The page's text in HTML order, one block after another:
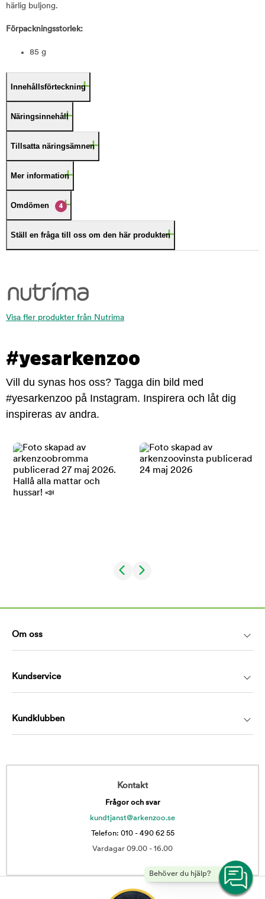
härlig buljong.
Förpackningsstorlek:
85 g
Innehållsförteckning
Näringsinnehåll
Tillsatta näringsämnen
Mer information
Omdömen 4
Ställ en fråga till oss om den här produkten
Visa fler produkter från Nutrima
#yesarkenzoo
Vill du synas hos oss? Tagga din bild med
#yesarkenzoo på Instagram. Inspirera och låt dig
inspireras av andra.
Behöver du hjälp?
Om oss
Kundservice
Kundklubben
Kontakt
Frågor och svar
kundtjanst@arkenzoo.se
Telefon: 010 - 490 62 55
Vardagar 09.00 - 16.00